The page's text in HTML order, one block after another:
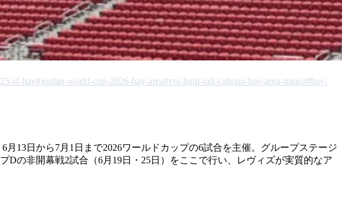
sf-bay#jordan-world-cup-2026-bay-area#vta-light-rail-caltrain-bay-area-transit#bay-
13日から7月1日まで2026ワールドカップの6試合を主催。グループステージ
の非開幕戦2試合（6月19日・25日）をここで行い、レヴィズが実質的なア